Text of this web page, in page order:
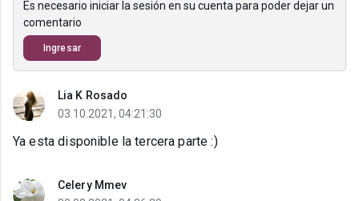
Es necesario iniciar la sesión en su cuenta para poder dejar un
comentario
Ingresar
Lia K Rosado
03.10.2021, 04:21:30
Ya esta disponible la tercera parte :)
Celery Mmev